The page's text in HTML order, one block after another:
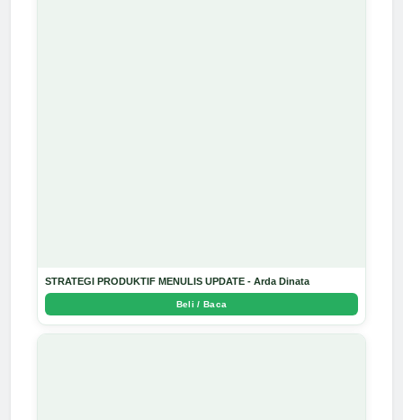
STRATEGI PRODUKTIF MENULIS UPDATE - Arda Dinata
Beli / Baca